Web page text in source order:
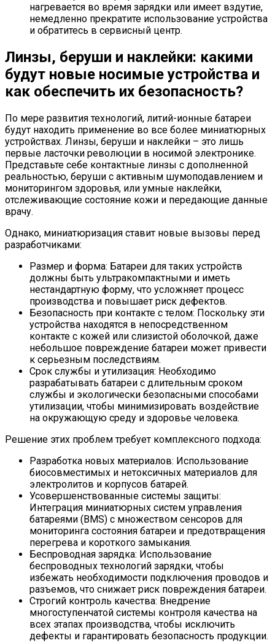
нагревается во время зарядки или имеет вздутие,
немедленно прекратите использование устройства
и обратитесь в сервисный центр.
Линзы, беруши и наклейки: какими
будут новые носимые устройства и
как обеспечить их безопасность?
По мере развития технологий, литий-ионные батареи
будут находить применение во все более миниатюрных
устройствах. Линзы, беруши и наклейки – это лишь
первые ласточки революции в носимой электронике.
Представьте себе контактные линзы с дополненной
реальностью, беруши с активным шумоподавлением и
мониторингом здоровья, или умные наклейки,
отслеживающие состояние кожи и передающие данные
врачу.
Однако, миниатюризация ставит новые вызовы перед
разработчиками:
Размер и форма: Батареи для таких устройств
должны быть ультракомпактными и иметь
нестандартную форму, что усложняет процесс
производства и повышает риск дефектов.
Безопасность при контакте с телом: Поскольку эти
устройства находятся в непосредственном
контакте с кожей или слизистой оболочкой, даже
небольшое повреждение батареи может привести
к серьезным последствиям.
Срок службы и утилизация: Необходимо
разрабатывать батареи с длительным сроком
службы и экологически безопасными способами
утилизации, чтобы минимизировать воздействие
на окружающую среду и здоровье человека.
Решение этих проблем требует комплексного подхода:
Разработка новых материалов: Использование
биосовместимых и нетоксичных материалов для
электролитов и корпусов батарей.
Усовершенствованные системы защиты:
Интеграция миниатюрных систем управления
батареями (BMS) с множеством сенсоров для
мониторинга состояния батареи и предотвращения
перегрева и короткого замыкания.
Беспроводная зарядка: Использование
беспроводных технологий зарядки, чтобы
избежать необходимости подключения проводов и
разъемов, что снижает риск повреждения батареи.
Строгий контроль качества: Внедрение
многоступенчатой системы контроля качества на
всех этапах производства, чтобы исключить
дефекты и гарантировать безопасность продукции.